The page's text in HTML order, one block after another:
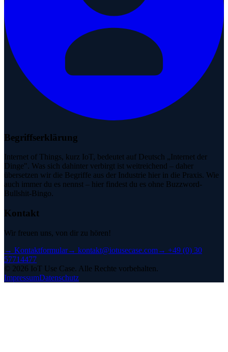
Begriffserklärung
Internet of Things, kurz IoT, bedeutet auf Deutsch „Internet der
Dinge". Was sich dahinter verbirgt ist weitreichend – daher
übersetzen wir die Begriffe aus der Industrie hier in die Praxis. Wie
auch immer du es nennst – hier findest du es ohne Buzzword-
Bullshit-Bingo.
Kontakt
Wir freuen uns, von dir zu hören!
→ Kontaktformular→ kontakt@iotusecase.com→ +49 (0) 30
57714477
© 2026 IoT Use Case. Alle Rechte vorbehalten.
ImpressumDatenschutz